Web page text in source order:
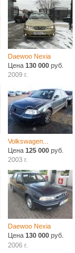
Daewoo Nexia
Цена130 000 руб.
2009 г.
Volkswagen...
Цена125 000 руб.
2003 г.
Daewoo Nexia
Цена130 000 руб.
2006 г.